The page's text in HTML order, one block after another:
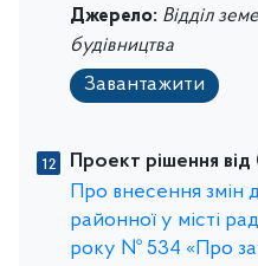
Джерело: Відділ
будівництва
Завантажити
Проект рішення
Про внесення змін
районної у місті
року № 534 «Про